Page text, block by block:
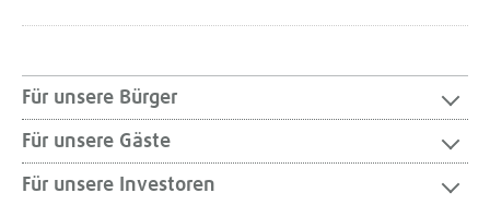
Für unsere Bürger
Für unsere Gäste
Für unsere Investoren